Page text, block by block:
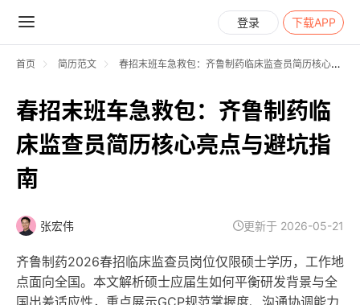
登录 下载APP
首页 简历范文 春招末班车急救包：齐鲁制药临床监查员简历核心亮点与避坑指南
春招末班车急救包：齐鲁制药临
床监查员简历核心亮点与避坑指
南
张宏伟 更新于 2026-05-21
齐鲁制药2026春招临床监查员岗位仅限硕士学历，工作地
点面向全国。本文解析硕士应届生如何平衡研发背景与全
国出差适应性，重点展示GCP规范掌握度、沟通协调能力